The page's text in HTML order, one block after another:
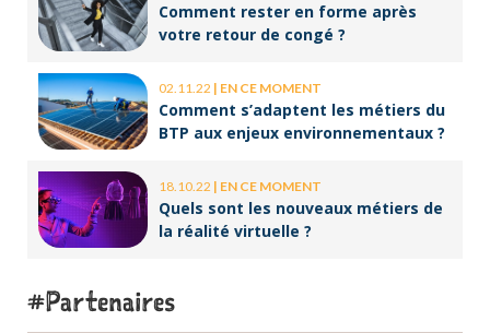
Comment rester en forme après
votre retour de congé ?
02.11.22 | EN CE MOMENT
Comment s’adaptent les métiers du
BTP aux enjeux environnementaux ?
18.10.22 | EN CE MOMENT
Quels sont les nouveaux métiers de
la réalité virtuelle ?
Partenaires